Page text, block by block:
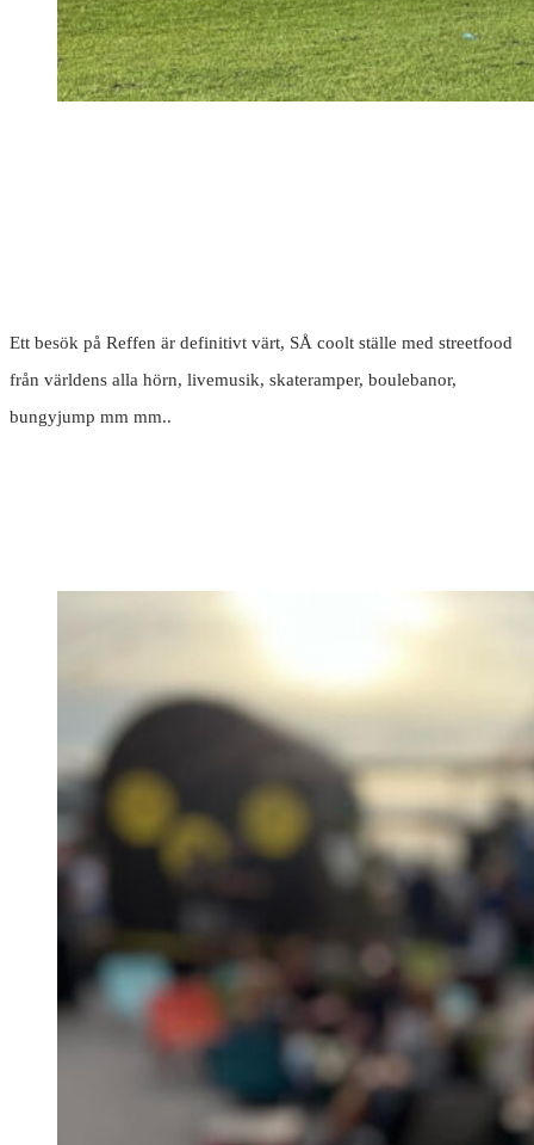
Ett besök på Reffen är definitivt värt, SÅ coolt ställe med streetfood
från världens alla hörn, livemusik, skateramper, boulebanor,
bungyjump mm mm..